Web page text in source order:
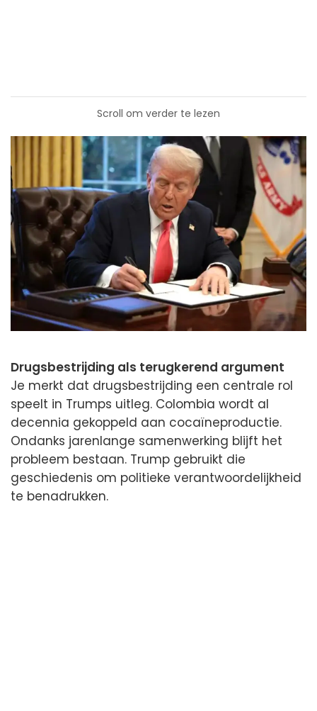
Scroll om verder te lezen
Drugsbestrijding als terugkerend argument
Je merkt dat drugsbestrijding een centrale rol
speelt in Trumps uitleg. Colombia wordt al
decennia gekoppeld aan cocaïneproductie.
Ondanks jarenlange samenwerking blijft het
probleem bestaan. Trump gebruikt die
geschiedenis om politieke verantwoordelijkheid
te benadrukken.